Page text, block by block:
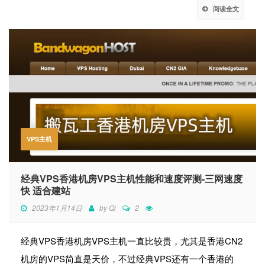
阅读全文
VPS主机
经典VPS香港机房VPS主机性能和速度评测-三网速度
快 适合建站
2023年1月14日 byQi 2
经典VPS香港机房VPS主机一直比较贵，尤其是香港CN2
机房的VPS简直是天价，不过经典VPS还有一个香港的